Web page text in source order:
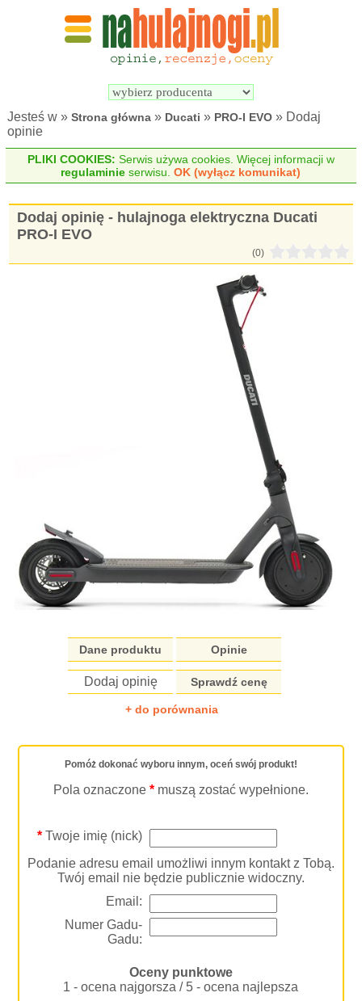
Wyszukiwarka
elektrycznych
Jesteś w »Strona główna » Ducati » PRO-I EVO » Dodaj
opinie
PLIKI COOKIES: Serwis używa cookies. Więcej informacji w
regulaminie serwisu.OK (wyłącz komunikat)
Dodaj opinię - hulajnoga elektryczna Ducati
PRO-I EVO
(0)
Dane produktu Opinie
Dodaj opinię Sprawdź cenę
+ do porównania
Pomóż dokonać wyboru innym, oceń swój produkt!
Pola oznaczone * muszą zostać wypełnione.
*Twoje imię (nick)
Podanie adresu email umożliwi innym kontakt z Tobą.
Twój email nie będzie publicznie widoczny.
Email:
Numer Gadu-
Gadu:
Oceny punktowe
1 - ocena najgorsza / 5 - ocena najlepsza